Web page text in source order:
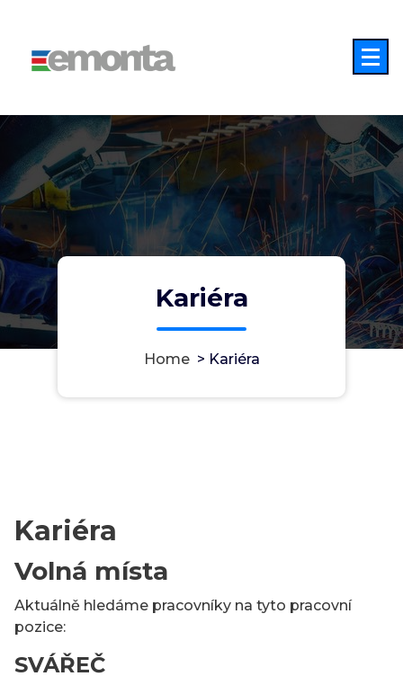
content
Kariéra
Home> Kariéra
Kariéra
Volná místa
Aktuálně hledáme pracovníky na tyto pracovní
pozice:
SVÁŘEČ